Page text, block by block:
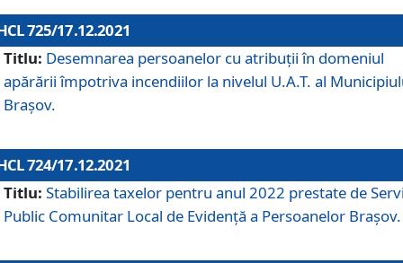
725/17.12.2021
Titlu: Desemnarea persoanelor cu atribuții în domeniul
apărării împotriva incendiilor la nivelul U.A.T. al
Brașov.
724/17.12.2021
Titlu: Stabilirea taxelor pentru anul 2022 prestate de
Public Comunitar Local de Evidență a Persoanelor Braşov.